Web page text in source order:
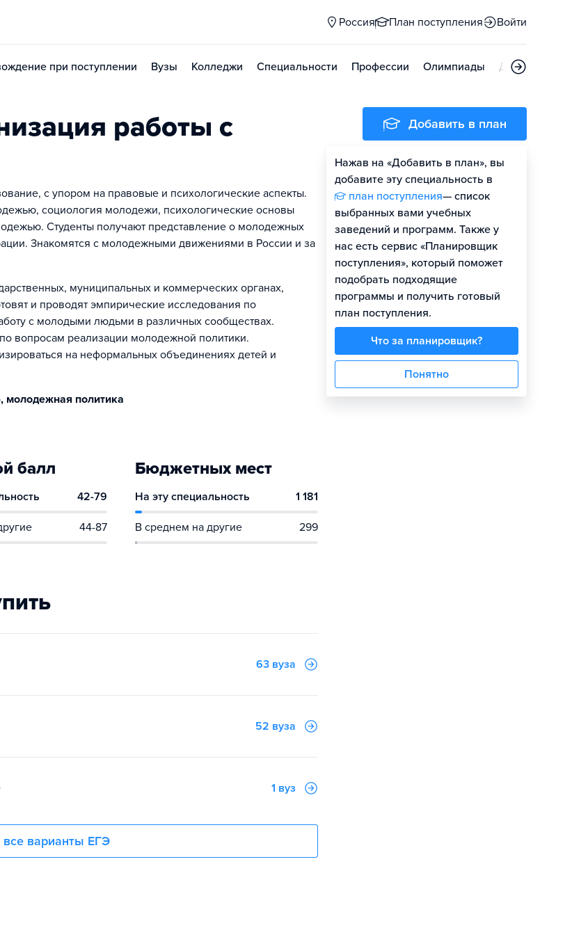
Россия План поступления Войти
при поступлении Вузы Колледжи Специальности Профессии Олимпиады Дни открытых
работы с
с упором на правовые и психологические аспекты.
социология молодежи, психологические основы
Студенты получают представление о молодежных
Знакомятся с молодежными движениями в России и за
муниципальных и коммерческих органах,
и проводят эмпирические исследования по
с молодыми людьми в различных сообществах.
вопросам реализации молодежной политики.
на неформальных объединениях детей и
молодежная политика
балл
42-79
44-87
Бюджетных мест
На эту специальность 1 181
В среднем на другие 299
63 вуза
52 вуза
1 вуз
все варианты ЕГЭ
Добавить в план
Нажав на «Добавить в план», вы
добавите эту специальность в
план поступления— список
выбранных вами учебных
заведений и программ. Также у
нас есть сервис «Планировщик
поступления», который поможет
подобрать подходящие
программы и получить готовый
план поступления.
Что за планировщик?
Понятно